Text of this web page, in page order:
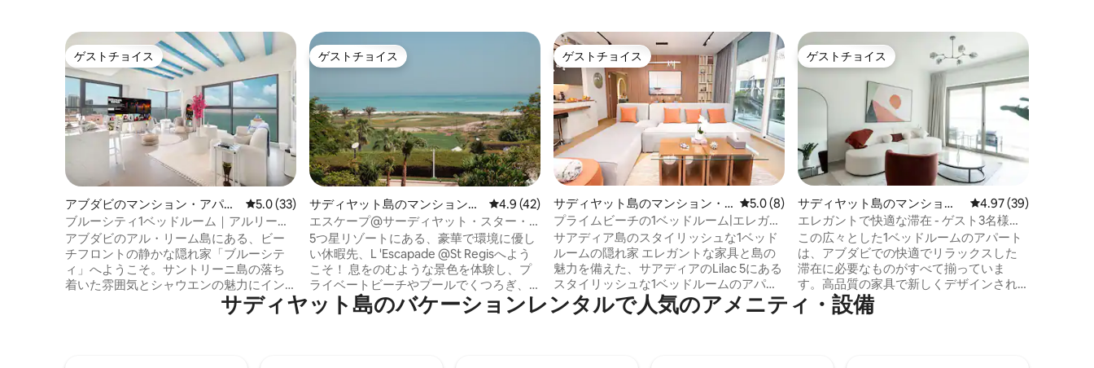
ゲストチョイス
ゲストチョイス
アブダビのマンション・アパー
ト
レビュー33件、5つ星中5.0つ星の平均評価
5.0 (33)
ブルーシティ1ベッドルーム｜アルリーム
島ビーチビュー
アブダビのアル・リーム島にある、ビー
チフロントの静かな隠れ家「ブルーシテ
ィ」へようこそ。サントリーニ島の落ち
着いた雰囲気とシャウエンの魅力にイン
スパイアされたこの1ベッドルームのアパ
ートは、静かなビーチの景色、心地よい
ゲストチョイス
ゲストチョイス
サディヤット島のマンション・
アパート
レビュー42件、5つ星中4.9つ星の平均評価
4.9 (42)
エスケープ@サーディヤット・スター・
レジス
5つ星リゾートにある、豪華で環境に優し
い休暇先、L 'Escapade @St Regisへよう
こそ！ 息をのむような景色を体験し、プ
ライベートビーチやプールでくつろぎ、
Alexaを搭載したスマートリビングの利便
性をお楽しみください。 2つのスイートベ
ゲストチョイス
ゲストチョイス
サディヤット島のマンション・
アパート
レビュー8件、5つ星中5.0つ星の平均評価
5.0 (8)
プライムビーチの1ベッドルーム|エレガン
トでおしゃれな海辺の隠れ家
サアディア島のスタイリッシュな1ベッド
ルームの隠れ家 エレガントな家具と島の
魅力を備えた、サアディアのLilac 5にある
スタイリッシュな1ベッドルームのアパー
トで、優れた滞在をお楽しみください。
キングサイズベッド、55インチのスマー
ゲストチョイス
ゲストチョイス
サディヤット島のマンショ
ン・アパート
レビュー39件、5つ星
4.97 (39)
エレガントで快適な滞在 - ゲスト3名様が
無料でビーチにアクセスできます
この広々とした1ベッドルームのアパート
は、アブダビでの快適でリラックスした
滞在に必要なものがすべて揃っていま
す。高品質の家具で新しくデザインされ
たこのアパートは、カルチャー地区の中
心部にあり、ソウルビーチとマンシャ遊
サディヤット島のバケーションレンタルで人気のアメニティ・設備